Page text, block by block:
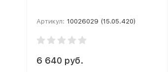
Артикул: 10026029 (15.05.420)
6 640 руб.